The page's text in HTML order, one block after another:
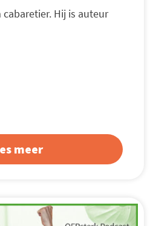
Hij is auteur
meer